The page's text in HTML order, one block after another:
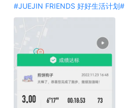
#JUEJIN FRIENDS 好好生活计划#